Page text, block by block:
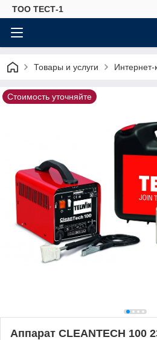
ТОО ТЕСТ-1
Товары и услуги Интернет-
Стоимость уточняйте
Аппарат CLEANTECH 100